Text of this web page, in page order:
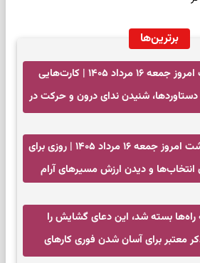
برترین‌ها
فال تاروت امروز جمعه ۱۶ مرداد ۱۴۰۵ | کارت‌هایی
شنیدن ندای درون و حرکت در
فال سرنوشت امروز جمعه ۱۶ مرداد ۱۴۰۵ | روزی برای
و دیدن ارزش مسیرهای آرام
بسته شد، این دعای گشایش را
معتبر برای آسان شدن فوری کارهای